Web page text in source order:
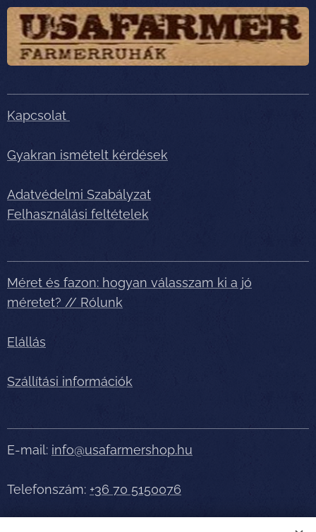
Kapcsolat
Gyakran ismételt kérdések
Adatvédelmi Szabályzat
Felhasználási feltételek
Méret és fazon: hogyan válasszam ki a jó
méretet? // Rólunk
Elállás
Szállítási információk
E-mail: info@usafarmershop.hu
Telefonszám: +36 70 5150076
Részletes tájékoztatásért, segítségért telefonáljon